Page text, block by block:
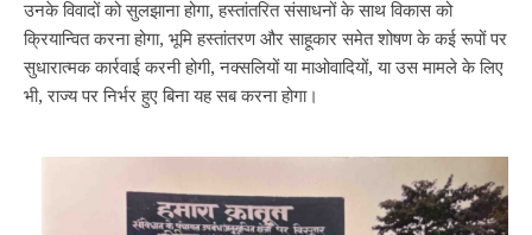
उनके विवादों को सुलझाना होगा, हस्तांतरित संसाधनों के साथ विकास को
क्रियान्वित करना होगा, भूमि हस्तांतरण और साहूकार समेत शोषण के कई रूपों पर
सुधारात्मक कार्रवाई करनी होगी, नक्सलियों या माओवादियों, या उस मामले के लिए
भी, राज्य पर निर्भर हुए बिना यह सब करना होगा।